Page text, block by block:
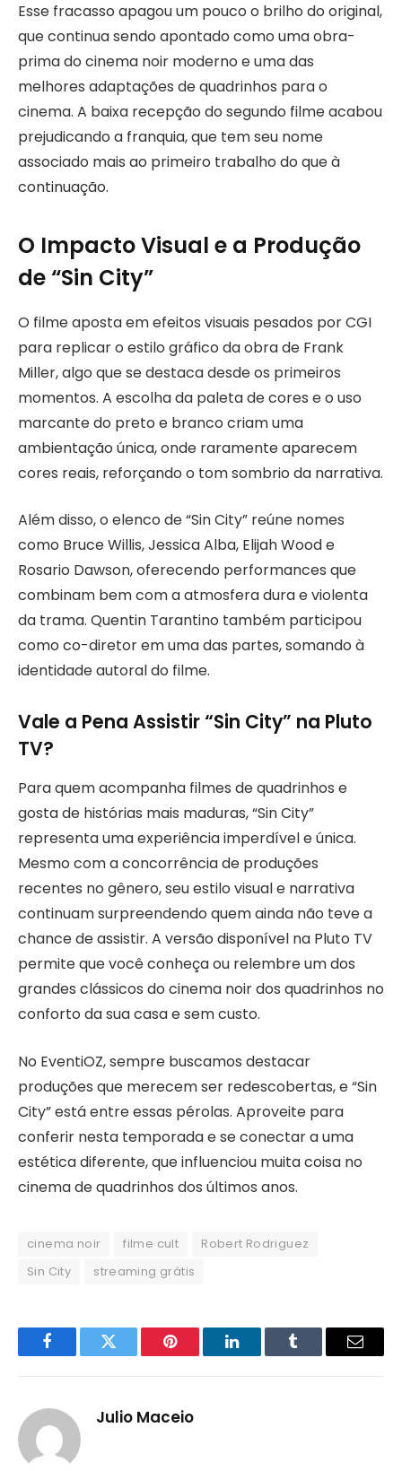
Esse fracasso apagou um pouco o brilho do original,
que continua sendo apontado como uma obra-
prima do cinema noir moderno e uma das
melhores adaptações de quadrinhos para o
cinema. A baixa recepção do segundo filme acabou
prejudicando a franquia, que tem seu nome
associado mais ao primeiro trabalho do que à
continuação.
O Impacto Visual e a Produção
de “Sin City”
O filme aposta em efeitos visuais pesados por CGI
para replicar o estilo gráfico da obra de Frank
Miller, algo que se destaca desde os primeiros
momentos. A escolha da paleta de cores e o uso
marcante do preto e branco criam uma
ambientação única, onde raramente aparecem
cores reais, reforçando o tom sombrio da narrativa.
Além disso, o elenco de “Sin City” reúne nomes
como Bruce Willis, Jessica Alba, Elijah Wood e
Rosario Dawson, oferecendo performances que
combinam bem com a atmosfera dura e violenta
da trama. Quentin Tarantino também participou
como co-diretor em uma das partes, somando à
identidade autoral do filme.
Vale a Pena Assistir “Sin City” na Pluto
TV?
Para quem acompanha filmes de quadrinhos e
gosta de histórias mais maduras, “Sin City”
representa uma experiência imperdível e única.
Mesmo com a concorrência de produções
recentes no gênero, seu estilo visual e narrativa
continuam surpreendendo quem ainda não teve a
chance de assistir. A versão disponível na Pluto TV
permite que você conheça ou relembre um dos
grandes clássicos do cinema noir dos quadrinhos no
conforto da sua casa e sem custo.
No EventiOZ, sempre buscamos destacar
produções que merecem ser redescobertas, e “Sin
City” está entre essas pérolas. Aproveite para
conferir nesta temporada e se conectar a uma
estética diferente, que influenciou muita coisa no
cinema de quadrinhos dos últimos anos.
cinema noir filme cult
Robert Rodriguez
Sin City
streaming grátis
FacebookTwitter Pinterest LinkedInTumblr Email
Julio Maceio